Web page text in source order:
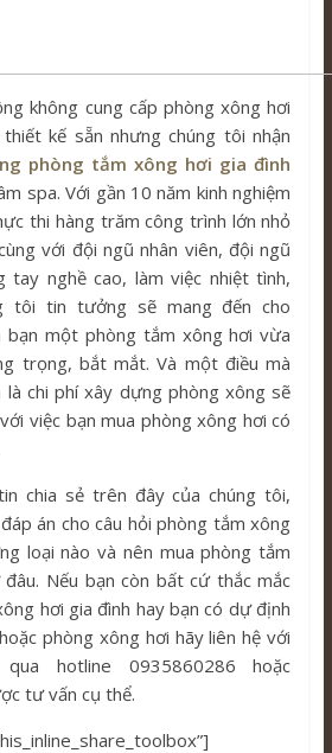
không cung cấp phòng xông hơi
kế sẵn nhưng chúng tôi nhận
phòng tắm xông hơi gia đình
spa. Với gần 10 năm kinh nghiệm
thi hàng trăm công trình lớn nhỏ
với đội ngũ nhân viên, đội ngũ
tay nghề cao, làm việc nhiệt tình,
tôi tin tưởng sẽ mang đến cho
bạn một phòng tắm xông hơi vừa
trọng, bắt mắt. Và một điều mà
là chi phí xây dựng phòng xông sẽ
việc bạn mua phòng xông hơi có
chia sẻ trên đây của chúng tôi,
án cho câu hỏi phòng tắm xông
loại nào và nên mua phòng tắm
Nếu bạn còn bất cứ thắc mắc
hơi gia đình hay bạn có dự định
phòng xông hơi hãy liên hệ với
hotline 0935860286 hoặc
tư vấn cụ thể.